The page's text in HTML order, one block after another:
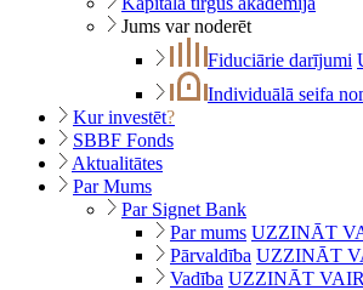
Jums var noderēt
Fiduciārie darījumi
Individuālā seifa
Kur investēt?
SBBF Fonds
Aktualitātes
Par Mums
Par Signet Bank
Par mums UZZINĀT
Pārvaldība UZZINĀT
Vadība UZZINĀT